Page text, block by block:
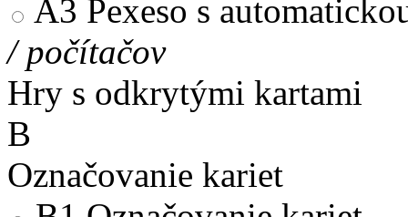
A3 Pexeso s
/ počítačov
Hry s odkrytými kartami
B
Označovanie kariet